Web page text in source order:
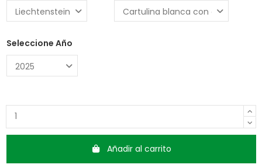
Seleccione Año
Añadir al carrito